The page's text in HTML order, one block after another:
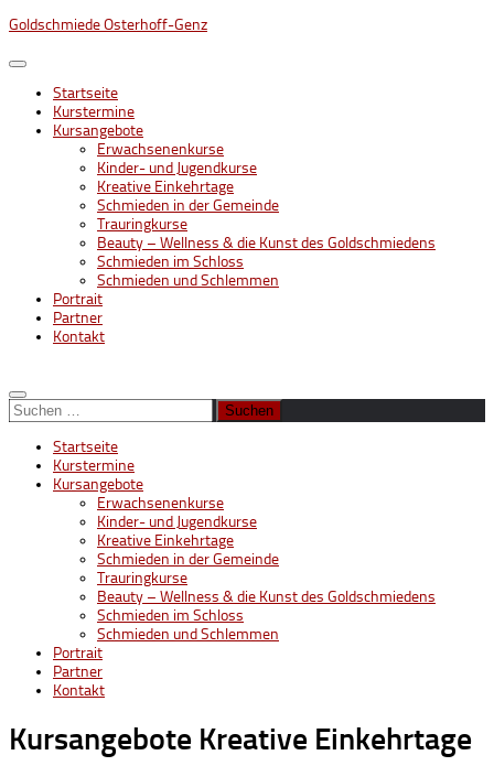
Unter
Inhalt
Goldschmiede Osterhoff-Genz
Startseite
Kurstermine
Kursangebote
Erwachsenenkurse
Kinder- und Jugendkurse
Kreative Einkehrtage
Schmieden in der Gemeinde
Trauringkurse
Beauty – Wellness & die Kunst des Goldschmiedens
Schmieden im Schloss
Schmieden und Schlemmen
Portrait
Partner
Kontakt
Suchen
nach:
Startseite
Kurstermine
Kursangebote
Erwachsenenkurse
Kinder- und Jugendkurse
Kreative Einkehrtage
Schmieden in der Gemeinde
Trauringkurse
Beauty – Wellness & die Kunst des Goldschmiedens
Schmieden im Schloss
Schmieden und Schlemmen
Portrait
Partner
Kontakt
Kursangebote Kreative Einkehrtage